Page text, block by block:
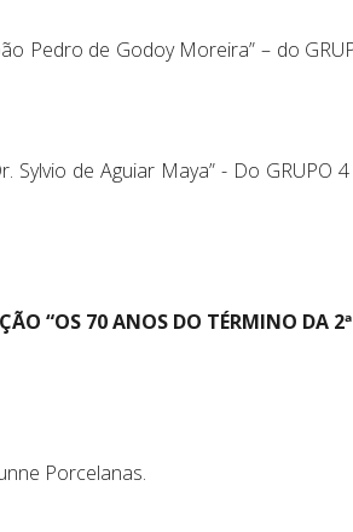
Pedro de Godoy Moreira” – do
Sylvio de Aguiar Maya” - Do
“OS 70 ANOS DO TÉRMINO DA
Porcelanas.